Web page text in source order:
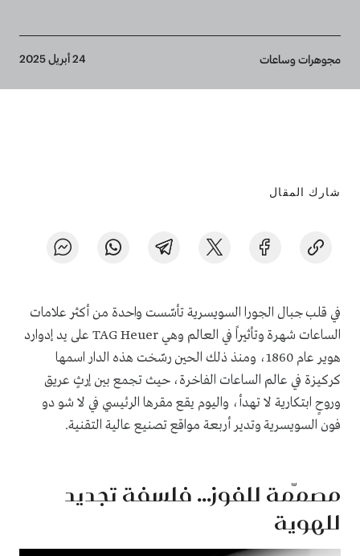
Breadcrumb
مجوهرات وساعات 24 أبريل 2025
شارك المقال
في قلب جبال الجورا السويسرية تأسّست واحدة من أكثر علامات
الساعات شهرة وتأثيراً في العالم وهي TAG Heuer على يد إدوارد
هوير عام 1860، ومنذ ذلك الحين رسّخت هذه الدار اسمها
كركيزة في عالم الساعات الفاخرة، حيث تجمع بين إرثٍ عريق
وروحٍ ابتكارية لا تهدأ، واليوم يقع مقرها الرئيسي في لا شو دو
فون السويسرية وتدير أربعة مواقع تصنيع عالية التقنية.
مصمّمة للفوز... فلسفة تجديد
للهوية